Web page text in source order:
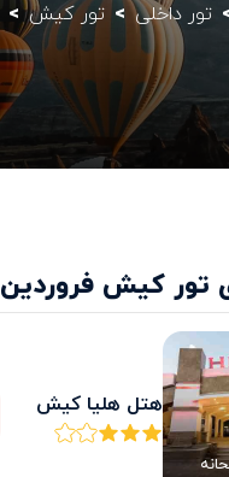
تور داخلی تور کیش
تور کیش فروردین
هتل هلیا کیش